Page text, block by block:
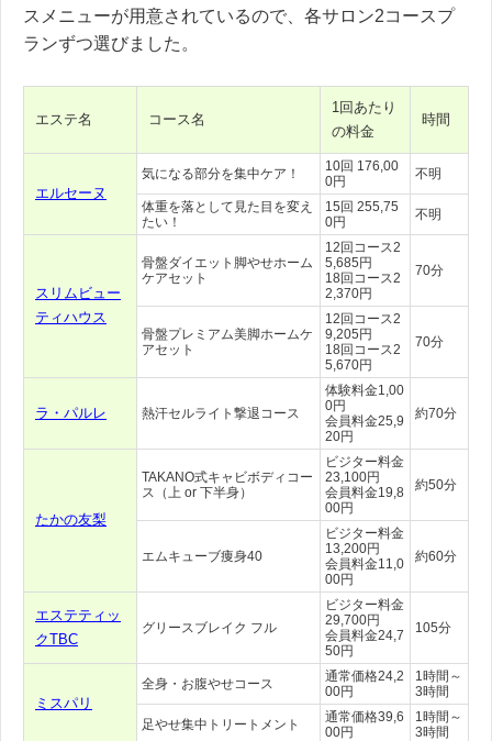
スメニューが用意されているので、各サロン2コースプ
ランずつ選びました。
エステ名 コース名
1回あたり
の料金
時間
エルセーヌ
気になる部分を集中ケア！
10回 176,00
0円
不明
体重を落として見た目を変え
たい！
15回 255,75
0円
不明
スリムビュー
ティハウス
骨盤ダイエット脚やせホーム
ケアセット
12回コース2
5,685円
18回コース2
2,370円
70分
骨盤プレミアム美脚ホームケ
アセット
12回コース2
9,205円
18回コース2
5,670円
70分
ラ・パルレ 熱汗セルライト撃退コース
体験料金1,00
0円
会員料金25,9
20円
約70分
たかの友梨
TAKANO式キャビボディコー
ス（上 or 下半身）
ビジター料金
23,100円
会員料金19,8
00円
約50分
エムキューブ痩身40
ビジター料金
13,200円
会員料金11,0
00円
約60分
エステティッ
クTBC
グリースブレイク フル
ビジター料金
29,700円
会員料金24,7
50円
105分
ミスパリ
全身・お腹やせコース
通常価格24,2
00円
1時間～
3時間
足やせ集中トリートメント
通常価格39,6
00円
1時間～
3時間